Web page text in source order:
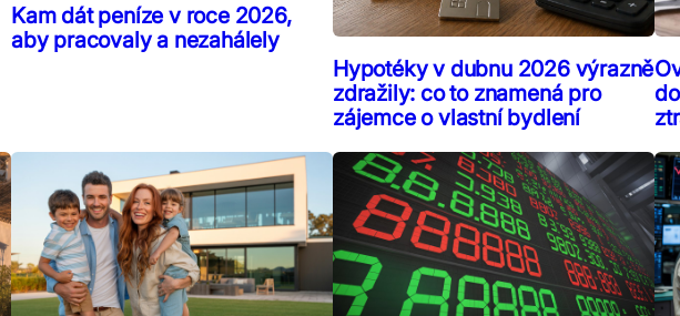
Kam dát peníze v roce 2026,
aby pracovaly a nezahálely
Hypotéky v dubnu 2026 výrazně
zdražily: co to znamená pro
zájemce o vlastní bydlení